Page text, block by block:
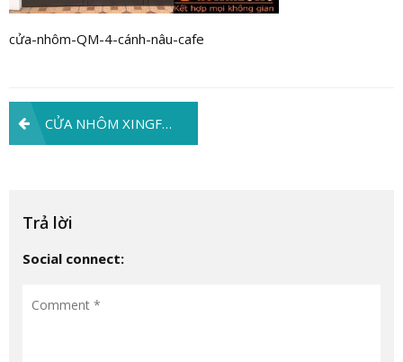
cửa-nhôm-QM-4-cánh-nâu-cafe
Điều
hướng
viết
CỬA NHÔM XINGFA 4 CÁNH – ĐÁP ỨNG TỐI ĐA KHÔNG GIAN RỘNG KHI MỞ CỬA.
Trả lời
Social connect: